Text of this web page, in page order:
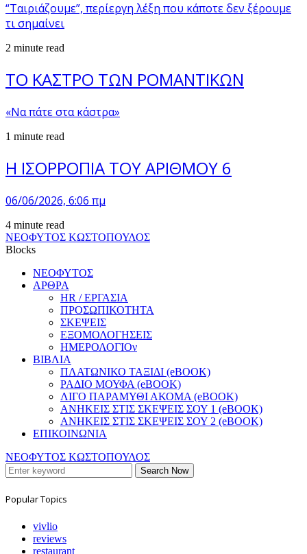
“Ταιριάζουμε”, περίεργη λέξη που κάποτε δεν ξέρουμε
τι σημαίνει
2 minute read
ΤΟ ΚΑΣΤΡΟ ΤΩΝ ΡΟΜΑΝΤΙΚΩΝ
«Να πάτε στα κάστρα»
1 minute read
Η ΙΣΟΡΡΟΠΙΑ ΤΟΥ ΑΡΙΘΜΟΥ 6
06/06/2026, 6:06 πμ
4 minute read
ΝΕΟΦΥΤΟΣ ΚΩΣΤΟΠΟΥΛΟΣ
Blocks
ΝΕΟΦΥΤΟΣ
ΑΡΘΡΑ
HR / ΕΡΓΑΣΙΑ
ΠΡΟΣΩΠΙΚΟΤΗΤΑ
ΣΚΕΨΕΙΣ
ΕΞΟΜΟΛΟΓΗΣΕΙΣ
ΗΜΕΡΟΛΟΓΙΟν
ΒΙΒΛΙΑ
ΠΛΑΤΩΝΙΚΟ ΤΑΞΙΔΙ (eBOOK)
ΡΑΔΙΟ ΜΟΥΦΑ (eBOOK)
ΛΙΓΟ ΠΑΡΑΜΥΘΙ ΑΚΟΜΑ (eBOOK)
ΑΝΗΚΕΙΣ ΣΤΙΣ ΣΚΕΨΕΙΣ ΣΟΥ 1 (eBOOK)
ΑΝΗΚΕΙΣ ΣΤΙΣ ΣΚΕΨΕΙΣ ΣΟΥ 2 (eBOOK)
ΕΠΙΚΟΙΝΩΝΙΑ
ΝΕΟΦΥΤΟΣ ΚΩΣΤΟΠΟΥΛΟΣ
Search Now
Popular Topics
vivlio
reviews
restaurant